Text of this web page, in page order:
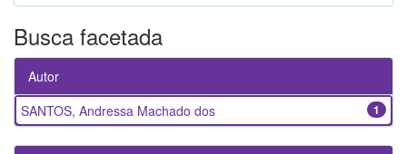
Busca facetada
Autor
1
SANTOS, Andressa Machado dos